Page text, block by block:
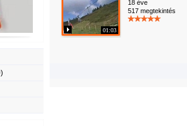
01:03
18 éve
517 megtekintés